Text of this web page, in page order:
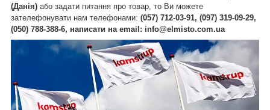
(Данія) або задати питання про товар, то Ви можете
зателефонувати нам телефонами: (057) 712-03-91, (097) 319-09-29,
(050) 788-388-6, написати на email: info@elmisto.com.ua